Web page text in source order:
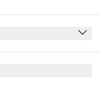
06:00 - 23:10